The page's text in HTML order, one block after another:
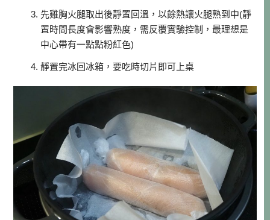
先雞胸火腿取出後靜置回溫，以餘熱讓火腿熟到中(靜
置時間長度會影響熟度，需反覆實驗控制，最理想是
中心帶有一點點粉紅色)
靜置完冰回冰箱，要吃時切片即可上桌